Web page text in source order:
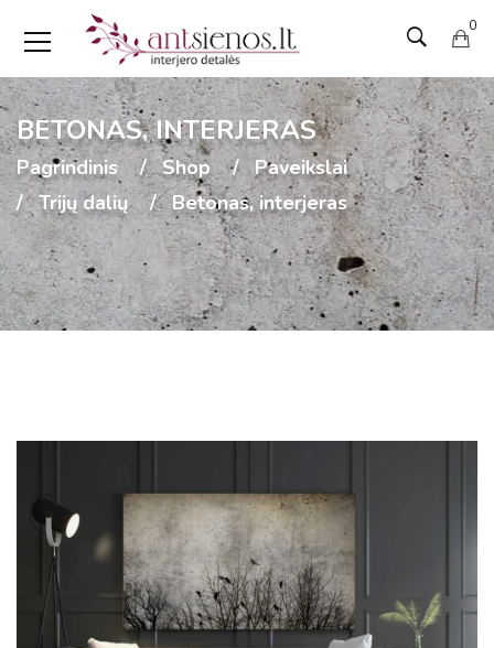
0
BETONAS, INTERJERAS
Pagrindinis Shop
Paveikslai
Trijų dalių
Betonas, interjeras